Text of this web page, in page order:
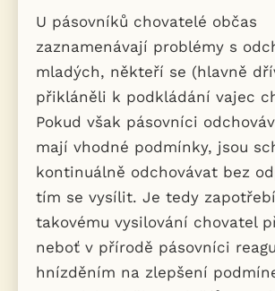
U pásovníků chovatelé občas
zaznamenávají problémy s
mladých, někteří se (hlavně
přikláněli k podkládání vajec
Pokud však pásovníci
mají vhodné podmínky, jsou
kontinuálně odchovávat bez
tím se vysílit. Je tedy
takovému vysilování chovatel
neboť v přírodě pásovníci
hnízděním na zlepšení